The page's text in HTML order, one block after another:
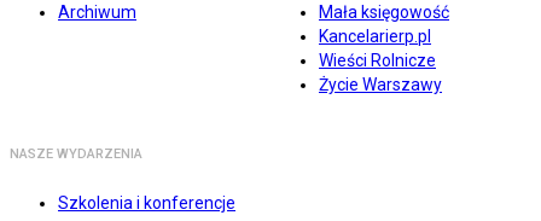
Archiwum
Mała księgowość
Kancelarierp.pl
Wieści Rolnicze
Życie Warszawy
NASZE WYDARZENIA
Szkolenia i konferencje